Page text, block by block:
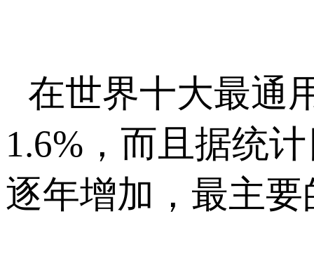
在世界十大最通
1.6%，而且据统
逐年增加，最主